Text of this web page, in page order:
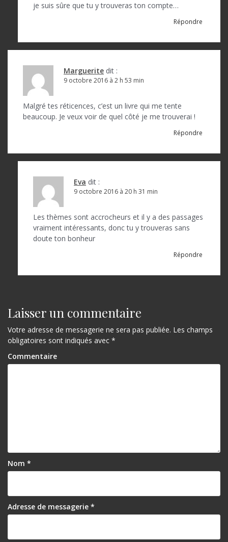
je suis sûre que tu y trouveras ton compte…
Répondre
Marguerite dit :
9 octobre 2016 à 2 h 53 min
Malgré tes réticences, c’est un livre qui me tente
beaucoup. Je veux voir de quel côté je me trouverai !
Répondre
Eva dit :
9 octobre 2016 à 20 h 31 min
Les thèmes sont accrocheurs et il y a des passages
vraiment intéressants, donc tu y trouveras sans
doute ton bonheur
Répondre
Laisser un commentaire
Votre adresse de messagerie ne sera pas publiée. Les champs
obligatoires sont indiqués avec *
Commentaire
Nom *
Adresse de messagerie *